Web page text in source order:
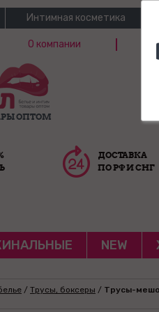
Интимная косметика
О компании
ОПТОМ
ДОСТАВКА
ПО РФ И СНГ
NEW
/ Трусы, боксеры / Трусы-